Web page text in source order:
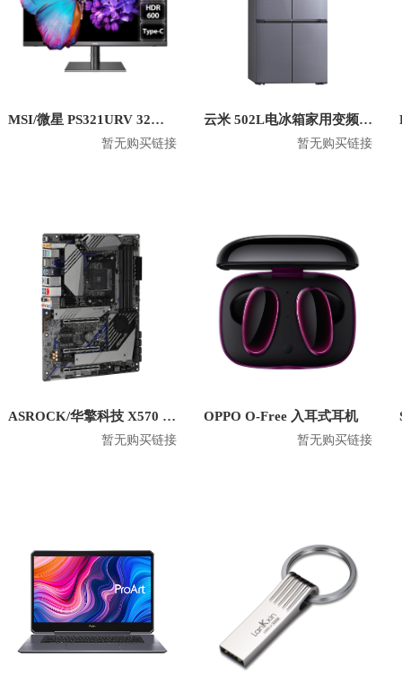
MSI/微星 PS321URV 32英寸4K显示屏
暂无购买链接
云米 502L电冰箱家用变频十字对开门双开门风冷无霜 BCD-502WGSA
暂无购买链接
ASROCK/华擎科技 X570 Creator 主板
暂无购买链接
OPPO O-Free 入耳式耳机
暂无购买链接